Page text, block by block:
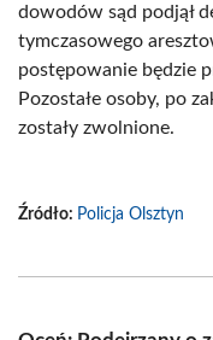
dowodów sąd podjął
tymczasowego
postępowanie będzie
Pozostałe osoby, po
zostały zwolnione.
Źródło: Policja Olsztyn